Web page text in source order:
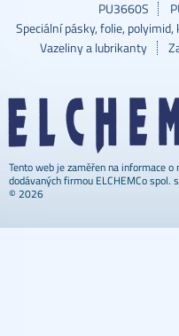
PU3660S
Speciální pásky, folie, polyimid,
Vazeliny a lubrikanty
Tento web je zaměřen na informace o
dodávaných firmou ELCHEMCo spol.
© 2026